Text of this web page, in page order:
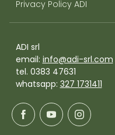
Privacy Policy ADI
ADI srl
email: info@adi-srl.com
tel. 0383 47631
whatsapp: 327 1731411